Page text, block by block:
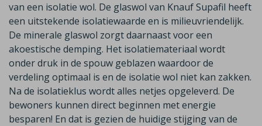
van een isolatie wol. De glaswol van Knauf Supafil heeft
een uitstekende isolatiewaarde en is milieuvriendelijk.
De minerale glaswol zorgt daarnaast voor een
akoestische demping. Het isolatiemateriaal wordt
onder druk in de spouw geblazen waardoor de
verdeling optimaal is en de isolatie wol niet kan zakken.
Na de isolatieklus wordt alles netjes opgeleverd. De
bewoners kunnen direct beginnen met energie
besparen! En dat is gezien de huidige stijging van de